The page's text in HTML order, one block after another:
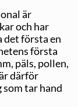
är
och har
det första en
första
päls, pollen,
därför
tar hand